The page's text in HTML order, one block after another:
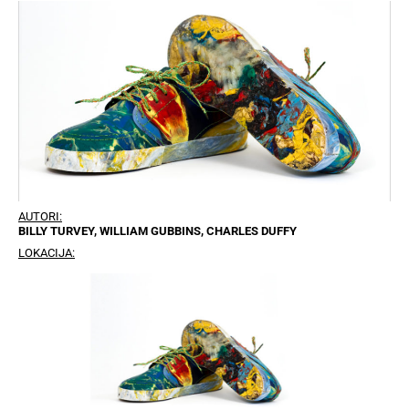
AUTORI:
BILLY TURVEY, WILLIAM GUBBINS, CHARLES DUFFY
LOKACIJA: